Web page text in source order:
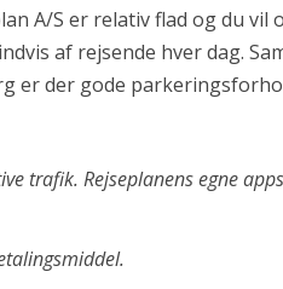
A/S er relativ flad og du
af rejsende hver dag.
er der gode
trafik. Rejseplanens egne